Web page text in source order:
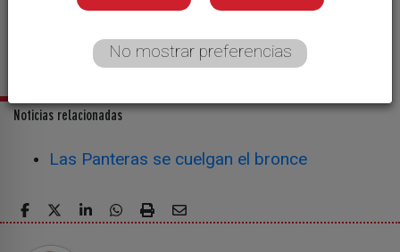
David Pérez marcó el gol decisivo. - CPLV
Noticias relacionadas
Las Panteras se cuelgan el bronce
No mostrar preferencias